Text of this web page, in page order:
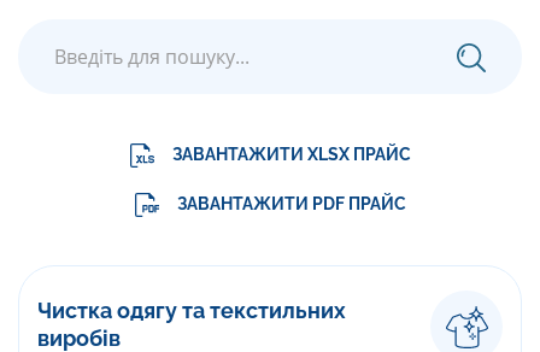
ЗАВАНТАЖИТИ XLSX ПРАЙС
ЗАВАНТАЖИТИ PDF ПРАЙС
Чистка одягу та текстильних
виробів